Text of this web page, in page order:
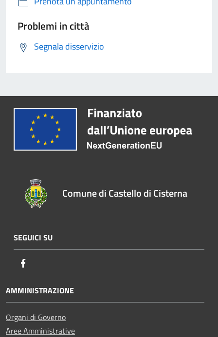
Problemi in città
Segnala disservizio
Comune di Castello di Cisterna
SEGUICI SU
AMMINISTRAZIONE
Organi di Governo
Aree Amministrative